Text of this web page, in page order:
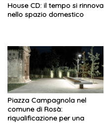
House CD: il tempo si rinnova
nello spazio domestico
Piazza Campagnola nel
comune di Rosà:
riqualificazione per una